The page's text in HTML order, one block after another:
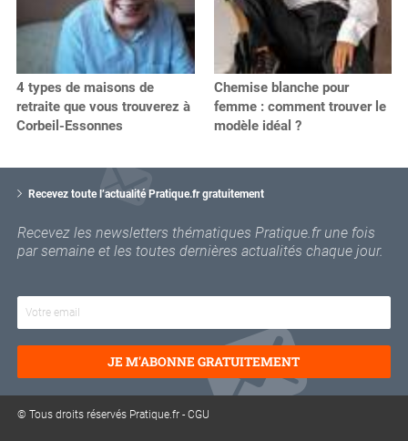
4 types de maisons de
retraite que vous trouverez à
Corbeil-Essonnes
Chemise blanche pour
femme : comment trouver le
modèle idéal ?
Recevez toute l’actualité Pratique.fr gratuitement
Recevez les newsletters thématiques Pratique.fr une fois
par semaine et les toutes dernières actualités chaque jour.
o
r
e
e
JE M'ABONNE GRATUITEMENT
© Tous droits réservés Pratique.fr -CGU